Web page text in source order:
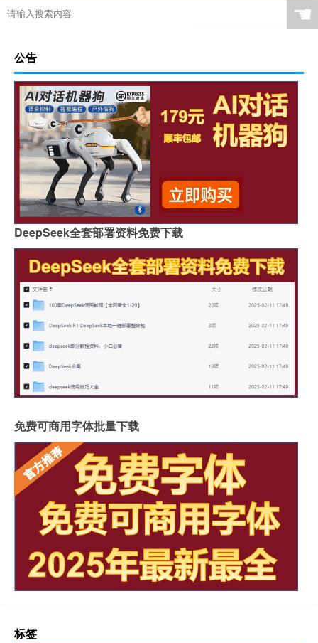
☚
公告
DeepSeek全套部署资料免费下载
免费可商用字体批量下载
标签